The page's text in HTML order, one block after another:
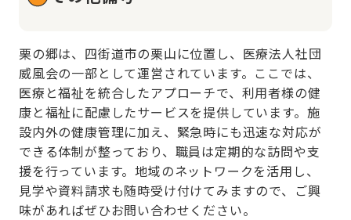
栗の郷は、四街道市の栗山に位置し、医療法人社団
威風会の一部として運営されています。ここでは、
医療と福祉を統合したアプローチで、利用者様の健
康と福祉に配慮したサービスを提供しています。施
設内外の健康管理に加え、緊急時にも迅速な対応が
できる体制が整っており、職員は定期的な訪問や支
援を行っています。地域のネットワークを活用し、
見学や資料請求も随時受け付けてみますので、ご興
味があればぜひお問い合わせください。